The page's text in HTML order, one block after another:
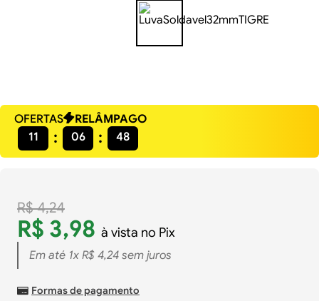
OFERTAS
RELÂMPAGO
11
06 47
R$ 4,24
R$ 3,98 à vista no Pix
Em até 1x R$ 4,24sem juros
Formas de pagamento